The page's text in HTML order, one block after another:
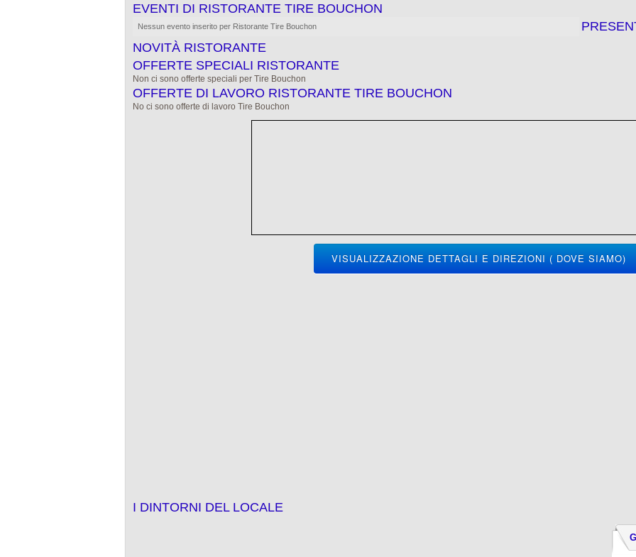
EVENTI DI RISTORANTE TIRE BOUCHON
Nessun evento inserito per Ristorante Tire Bouchon
NOVITÀ RISTORANTE
OFFERTE SPECIALI RISTORANTE
Non ci sono offerte speciali per Tire Bouchon
OFFERTE DI LAVORO RISTORANTE TIRE BOUCHON
No ci sono offerte di lavoro Tire Bouchon
VISUALIZZAZIONE DETTAGLI E DIREZIONI ( DOVE SIAMO)
I DINTORNI DEL LOCALE